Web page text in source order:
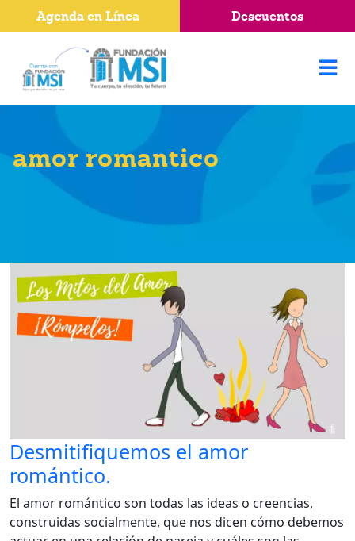
amor romantico
Desmitifiquemos el amor
romántico.
El amor romántico son todas las ideas o creencias,
construidas socialmente, que nos dicen cómo debemos
Agenda en Línea Descuentos